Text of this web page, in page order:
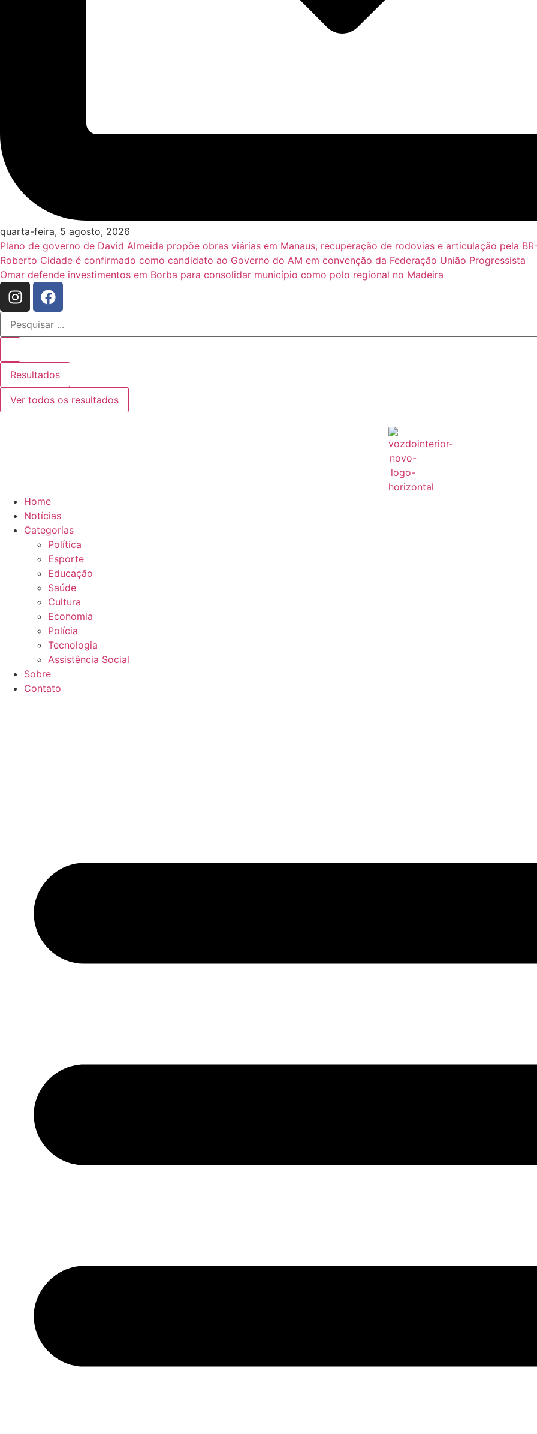
quarta-feira, 5 agosto, 2026
Plano de governo de David Almeida propõe obras viárias em Manaus, recuperação de rodovias e articulação pela
Roberto Cidade é confirmado como candidato ao Governo do AM em convenção da Federação União Progressista
Omar defende investimentos em Borba para consolidar município como polo regional no Madeira
Resultados
Ver todos os resultados
Home
Notícias
Categorias
Política
Esporte
Educação
Saúde
Cultura
Economia
Polícia
Tecnologia
Assistência Social
Sobre
Contato